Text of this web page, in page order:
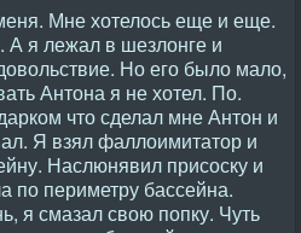
Мне хотелось еще и еще.
А я лежал в шезлонге и
Но его было мало,
Антона я не хотел. По.
что сделал мне Антон и
Я взял фаллоимитатор и
Наслюнявил присоску и
по периметру бассейна.
я смазал свою попку. Чуть